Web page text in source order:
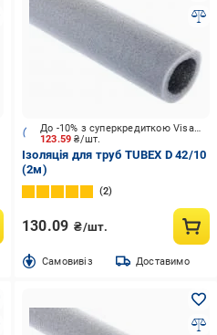
123.59₴/шт.
До -10% з суперкредиткою Visa Вигода
Ізоляція для труб TUBEX D 42/10
(2м)
2
130.09 ₴/шт.
Cамовивіз Доставимо